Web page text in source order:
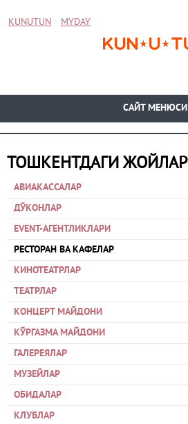
KUNUTUN MYDAY
CАЙТ МЕНЮСИ
ТОШКЕНТДАГИ ЖОЙЛАР
АВИАКАССАЛАР
ДЎКОНЛАР
EVENT-АГЕНТЛИКЛАРИ
РЕСТОРАН ВА КАФЕЛАР
КИНОТЕАТРЛАР
ТЕАТРЛАР
КОНЦЕРТ МАЙДОНИ
КЎРГАЗМА МАЙДОНИ
ГАЛЕРЕЯЛАР
МУЗЕЙЛАР
ОБИДАЛАР
КЛУБЛАР